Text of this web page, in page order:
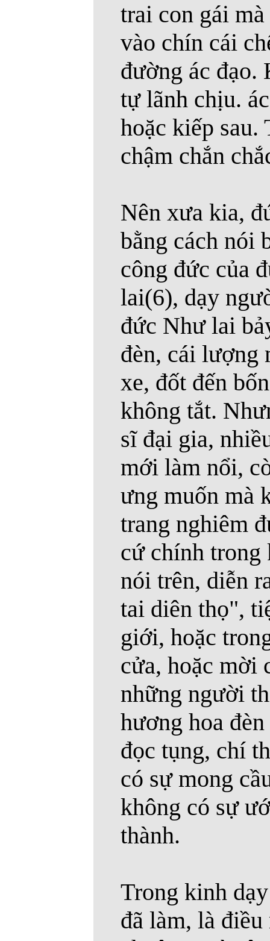
trai con gái
vào chín cái
đường ác đạo.
tự lãnh chịu.
hoặc kiếp sau.
chậm chắn
Nên xưa kia,
bằng cách nói
công đức của
lai(6), dạy
đức Như lai
đèn, cái lượng
xe, đốt đến
không tắt.
sĩ đại gia,
mới làm nổi,
ưng muốn mà
trang nghiêm
cứ chính trong
nói trên, diễn
tai diên thọ",
giới, hoặc
cửa, hoặc mời
những người
hương hoa
đọc tụng, chí
có sự mong
không có sự
thành.
Trong kinh
đã làm, là